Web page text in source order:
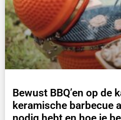
Bewust BBQ’en op de
keramische barbecue